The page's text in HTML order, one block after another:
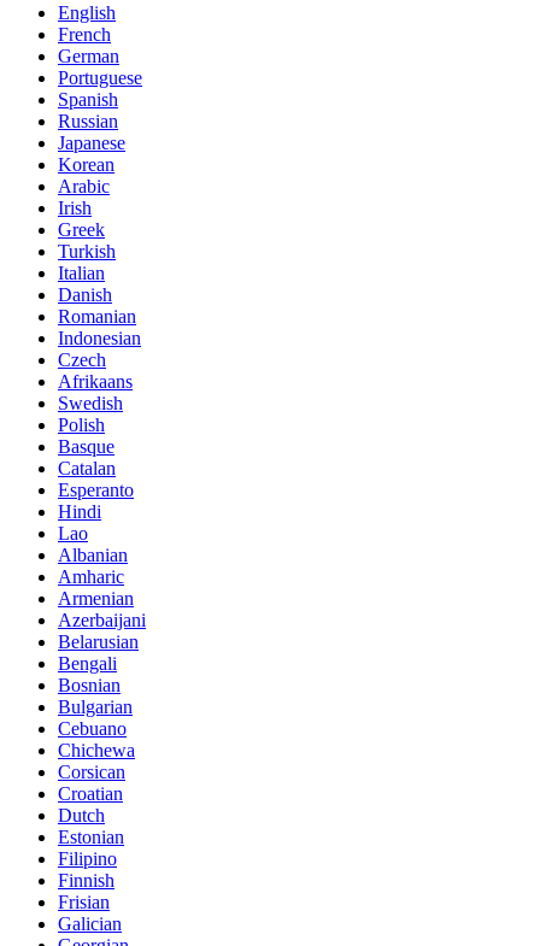
English
French
German
Portuguese
Spanish
Russian
Japanese
Korean
Arabic
Irish
Greek
Turkish
Italian
Danish
Romanian
Indonesian
Czech
Afrikaans
Swedish
Polish
Basque
Catalan
Esperanto
Hindi
Lao
Albanian
Amharic
Armenian
Azerbaijani
Belarusian
Bengali
Bosnian
Bulgarian
Cebuano
Chichewa
Corsican
Croatian
Dutch
Estonian
Filipino
Finnish
Frisian
Galician